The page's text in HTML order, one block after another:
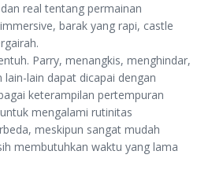
real tentang permainan
barak yang rapi, castle
Parry, menangkis, menghindar,
lain-lain dapat dicapai dengan
keterampilan pertempuran
mengalami rutinitas
meskipun sangat mudah
membutuhkan waktu yang lama